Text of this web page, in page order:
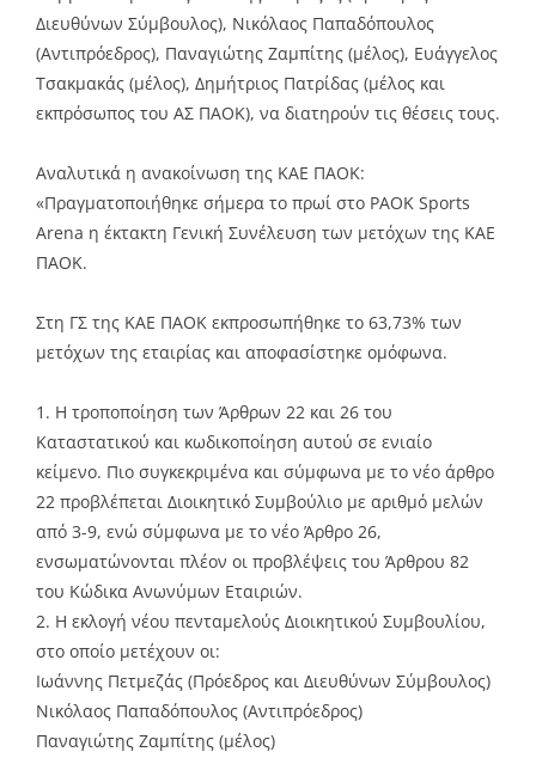
Διευθύνων Σύμβουλος), Νικόλαος Παπαδόπουλος
(Αντιπρόεδρος), Παναγιώτης Ζαμπίτης (μέλος), Ευάγγελος
Τσακμακάς (μέλος), Δημήτριος Πατρίδας (μέλος και
εκπρόσωπος του ΑΣ ΠΑΟΚ), να διατηρούν τις θέσεις τους.
Αναλυτικά η ανακοίνωση της ΚΑΕ ΠΑΟΚ:
«Πραγματοποιήθηκε σήμερα το πρωί στο PAOK Sports
Arena η έκτακτη Γενική Συνέλευση των μετόχων της ΚΑΕ
ΠΑΟΚ.
Στη ΓΣ της ΚΑΕ ΠΑΟΚ εκπροσωπήθηκε το 63,73% των
μετόχων της εταιρίας και αποφασίστηκε ομόφωνα.
1. Η τροποποίηση των Άρθρων 22 και 26 του
Καταστατικού και κωδικοποίηση αυτού σε ενιαίο
κείμενο. Πιο συγκεκριμένα και σύμφωνα με το νέο άρθρο
22 προβλέπεται Διοικητικό Συμβούλιο με αριθμό μελών
από 3-9, ενώ σύμφωνα με το νέο Άρθρο 26,
ενσωματώνονται πλέον οι προβλέψεις του Άρθρου 82
του Κώδικα Ανωνύμων Εταιριών.
2. Η εκλογή νέου πενταμελούς Διοικητικού Συμβουλίου,
στο οποίο μετέχουν οι:
Ιωάννης Πετμεζάς (Πρόεδρος και Διευθύνων Σύμβουλος)
Νικόλαος Παπαδόπουλος (Αντιπρόεδρος)
Παναγιώτης Ζαμπίτης (μέλος)